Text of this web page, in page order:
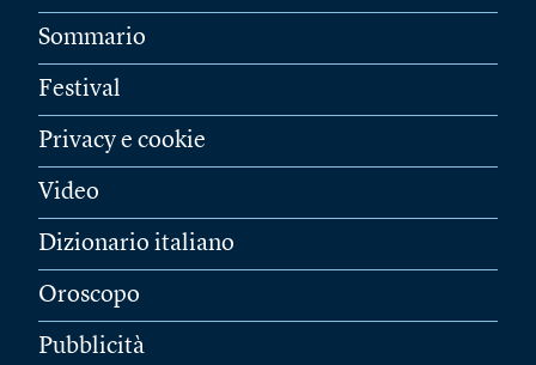
Sommario
Festival
Privacy e cookie
Video
Dizionario italiano
Oroscopo
Pubblicità